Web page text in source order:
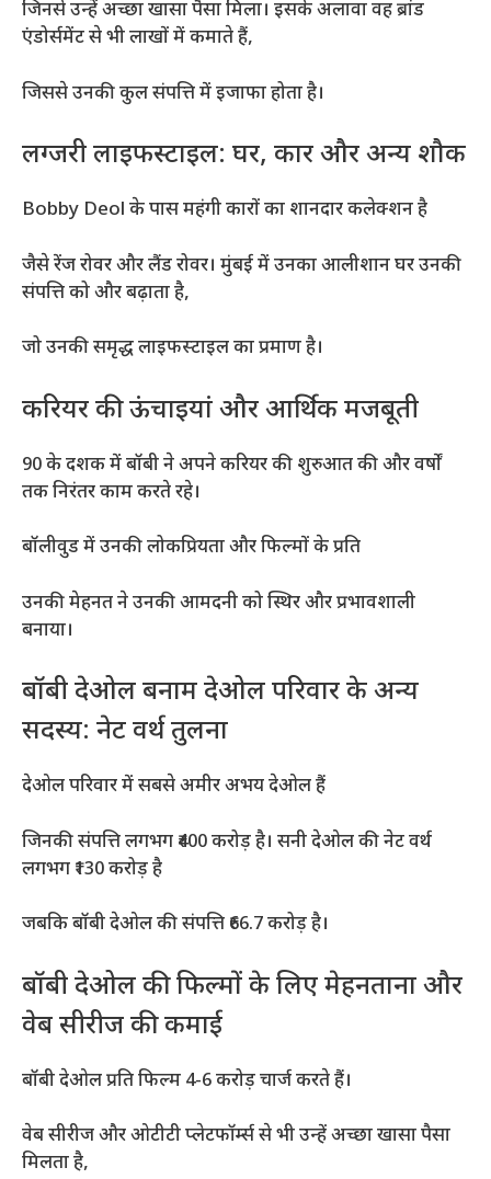
जिनसे उन्हें अच्छा खासा पैसा मिला। इसके अलावा वह ब्रांड
एंडोर्समेंट से भी लाखों में कमाते हैं,
जिससे उनकी कुल संपत्ति में इजाफा होता है।
लग्जरी लाइफस्टाइल: घर, कार और अन्य शौक
Bobby Deol के पास महंगी कारों का शानदार कलेक्शन है
जैसे रेंज रोवर और लैंड रोवर। मुंबई में उनका आलीशान घर उनकी
संपत्ति को और बढ़ाता है,
जो उनकी समृद्ध लाइफस्टाइल का प्रमाण है।
करियर की ऊंचाइयां और आर्थिक मजबूती
90 के दशक में बॉबी ने अपने करियर की शुरुआत की और वर्षों
तक निरंतर काम करते रहे।
बॉलीवुड में उनकी लोकप्रियता और फिल्मों के प्रति
उनकी मेहनत ने उनकी आमदनी को स्थिर और प्रभावशाली
बनाया।
बॉबी देओल बनाम देओल परिवार के अन्य
सदस्य: नेट वर्थ तुलना
देओल परिवार में सबसे अमीर अभय देओल हैं
जिनकी संपत्ति लगभग ₹400 करोड़ है। सनी देओल की नेट वर्थ
लगभग ₹130 करोड़ है
जबकि बॉबी देओल की संपत्ति ₹66.7 करोड़ है।
बॉबी देओल की फिल्मों के लिए मेहनताना और
वेब सीरीज की कमाई
बॉबी देओल प्रति फिल्म 4-6 करोड़ चार्ज करते हैं।
वेब सीरीज और ओटीटी प्लेटफॉर्म्स से भी उन्हें अच्छा खासा पैसा
मिलता है,